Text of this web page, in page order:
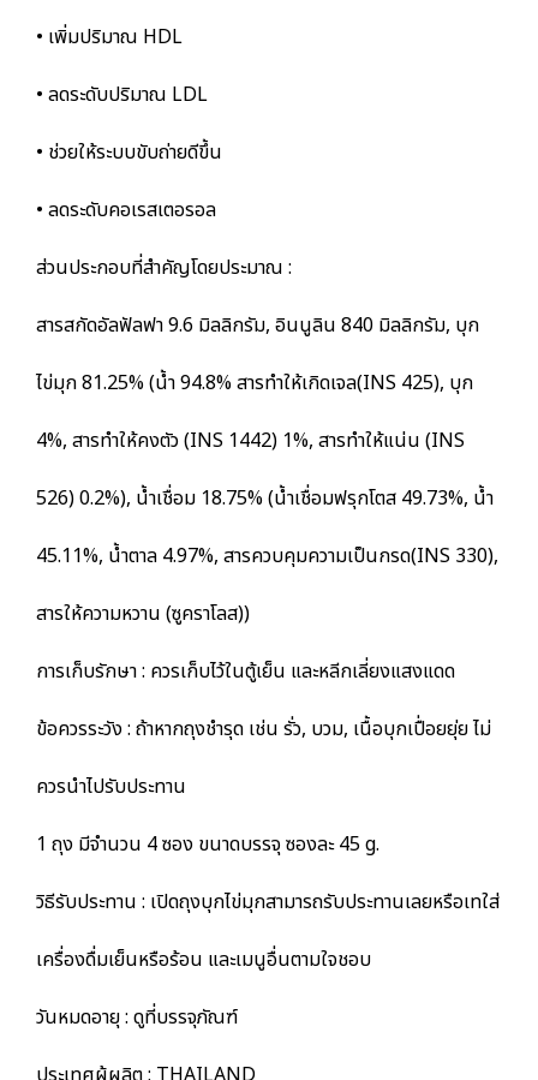
• เพิ่มปริมาณ HDL
• ลดระดับปริมาณ LDL
• ช่วยให้ระบบขับถ่ายดีขึ้น
• ลดระดับคอเรสเตอรอล
ส่วนประกอบที่สำคัญโดยประมาณ :
สารสกัดอัลฟัลฟา 9.6 มิลลิกรัม, อินนูลิน 840 มิลลิกรัม, บุก
ไข่มุก 81.25% (น้ำ 94.8% สารทำให้เกิดเจล(INS 425), บุก
4%, สารทำให้คงตัว (INS 1442) 1%, สารทำให้แน่น (INS
526) 0.2%), น้ำเชื่อม 18.75% (น้ำเชื่อมฟรุกโตส 49.73%, น้ำ
45.11%, น้ำตาล 4.97%, สารควบคุมความเป็นกรด(INS 330),
สารให้ความหวาน (ซูคราโลส))
การเก็บรักษา : ควรเก็บไว้ในตู้เย็น และหลีกเลี่ยงแสงแดด
ข้อควรระวัง : ถ้าหากถุงชำรุด เช่น รั่ว, บวม, เนื้อบุกเปื่อยยุ่ย ไม่
ควรนำไปรับประทาน
1 ถุง มีจำนวน 4 ซอง ขนาดบรรจุ ซองละ 45 g.
วิธีรับประทาน : เปิดถุงบุกไข่มุกสามารถรับประทานเลยหรือเทใส่
เครื่องดื่มเย็นหรือร้อน และเมนูอื่นตามใจชอบ
วันหมดอายุ : ดูที่บรรจุภัณฑ์